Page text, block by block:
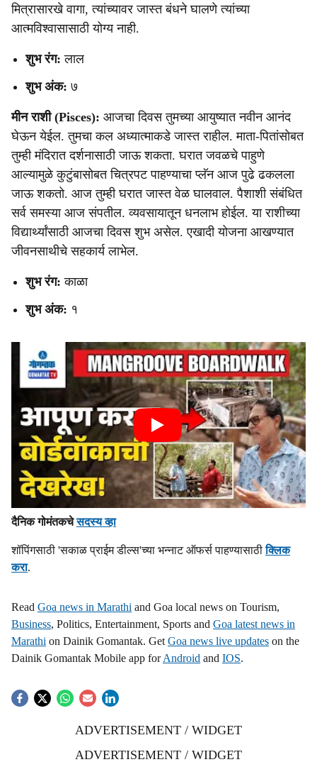
मित्रासारखे वागा, त्यांच्यावर जास्त बंधने घालणे त्यांच्या
आत्मविश्वासासाठी योग्य नाही.
शुभ रंग: लाल
शुभ अंक: ७
मीन राशी (Pisces): आजचा दिवस तुमच्या आयुष्यात नवीन आनंद
घेऊन येईल. तुमचा कल अध्यात्माकडे जास्त राहील. माता-पितांसोबत
तुम्ही मंदिरात दर्शनासाठी जाऊ शकता. घरात जवळचे पाहुणे
आल्यामुळे कुटुंबासोबत चित्रपट पाहण्याचा प्लॅन आज पुढे ढकलला
जाऊ शकतो. आज तुम्ही घरात जास्त वेळ घालवाल. पैशाशी संबंधित
सर्व समस्या आज संपतील. व्यवसायातून धनलाभ होईल. या राशीच्या
विद्यार्थ्यांसाठी आजचा दिवस शुभ असेल. एखादी योजना आखण्यात
जीवनसाथीचे सहकार्य लाभेल.
शुभ रंग: काळा
शुभ अंक: १
दैनिक गोमंतकचेसदस्य व्हा
शॉपिंगसाठी 'सकाळ प्राईम डील्स'च्या भन्नाट ऑफर्स पाहण्यासाठीक्लिक
करा.
Read Goa news in Marathi and Goa local news on Tourism,
Business, Politics, Entertainment, Sports and Goa latest news in
Marathi on Dainik Gomantak. Get Goa news live updates on the
Dainik Gomantak Mobile app forAndroid and IOS.
ADVERTISEMENT / WIDGET
ADVERTISEMENT / WIDGET